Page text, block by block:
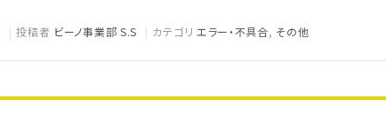
投稿者 ビーノ事業部 S.S カテゴリ エラー・不具合, その他